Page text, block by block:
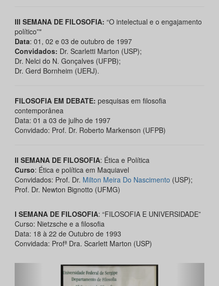
III SEMANA DE FILOSOFIA: “O intelectual e o engajamento
político”"
Data: 01, 02 e 03 de outubro de 1997
Convidados: Dr. Scarletti Marton (USP);
Dr. Nelci do N. Gonçalves (UFPB);
Dr. Gerd Bornheim (UERJ).
FILOSOFIA EM DEBATE: pesquisas em filosofia
contemporânea
Data: 01 a 03 de julho de 1997
Convidado: Prof. Dr. Roberto Markenson (UFPB)
II SEMANA DE FILOSOFIA: Ética e Política
Curso: Ética e política em Maquiavel
Convidados: Prof. Dr. Milton Meira Do Nascimento (USP);
Prof. Dr. Newton Bignotto (UFMG)
I SEMANA DE FILOSOFIA: “FILOSOFIA E UNIVERSIDADE”
Curso: Nietzsche e a filosofia
Data: 18 à 22 de Outubro de 1993
Convidada: Profª Dra. Scarlett Marton (USP)
Anterior